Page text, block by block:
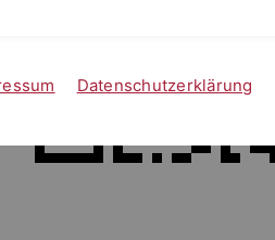
Datenschutzerklärung